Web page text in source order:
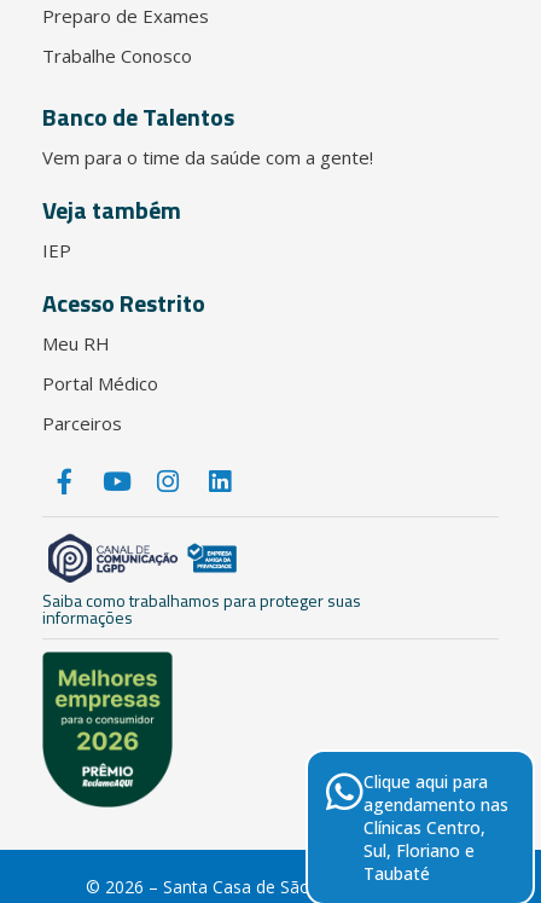
Preparo de Exames
Trabalhe Conosco
Banco de Talentos
Vem para o time da saúde com a gente!
Veja também
IEP
Acesso Restrito
Meu RH
Portal Médico
Parceiros
Saiba como trabalhamos para proteger suas
informações
Clique aqui para
agendamento nas
Clínicas Centro,
Sul, Floriano e
Taubaté
© 2026 – Santa Casa de São José dos Campos.